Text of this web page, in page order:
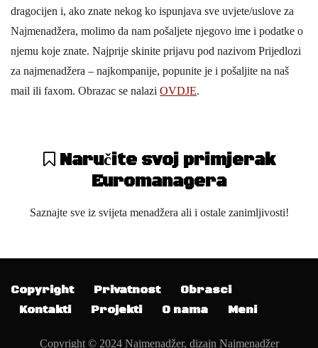
dragocijen i, ako znate nekog ko ispunjava sve uvjete/uslove za
Najmenadžera, molimo da nam pošaljete njegovo ime i podatke o
njemu koje znate. Najprije skinite prijavu pod nazivom Prijedlozi
za najmenadžera – najkompanije, popunite je i pošaljite na naš
mail ili faxom. Obrazac se nalazi OVDJE.
Naručite svoj primjerak
Euromanagera
Saznajte sve iz svijeta menadžera ali i ostale zanimljivosti!
Copyright Privatnost
Obrasci
Kontakti
Projekti O nama Meni
Copyright © 2024 Najmenadžer, dizajn Najmenadžer